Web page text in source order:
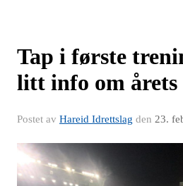
Tap i første
litt info om årets
Postet av Hareid Idrettslag den 23.